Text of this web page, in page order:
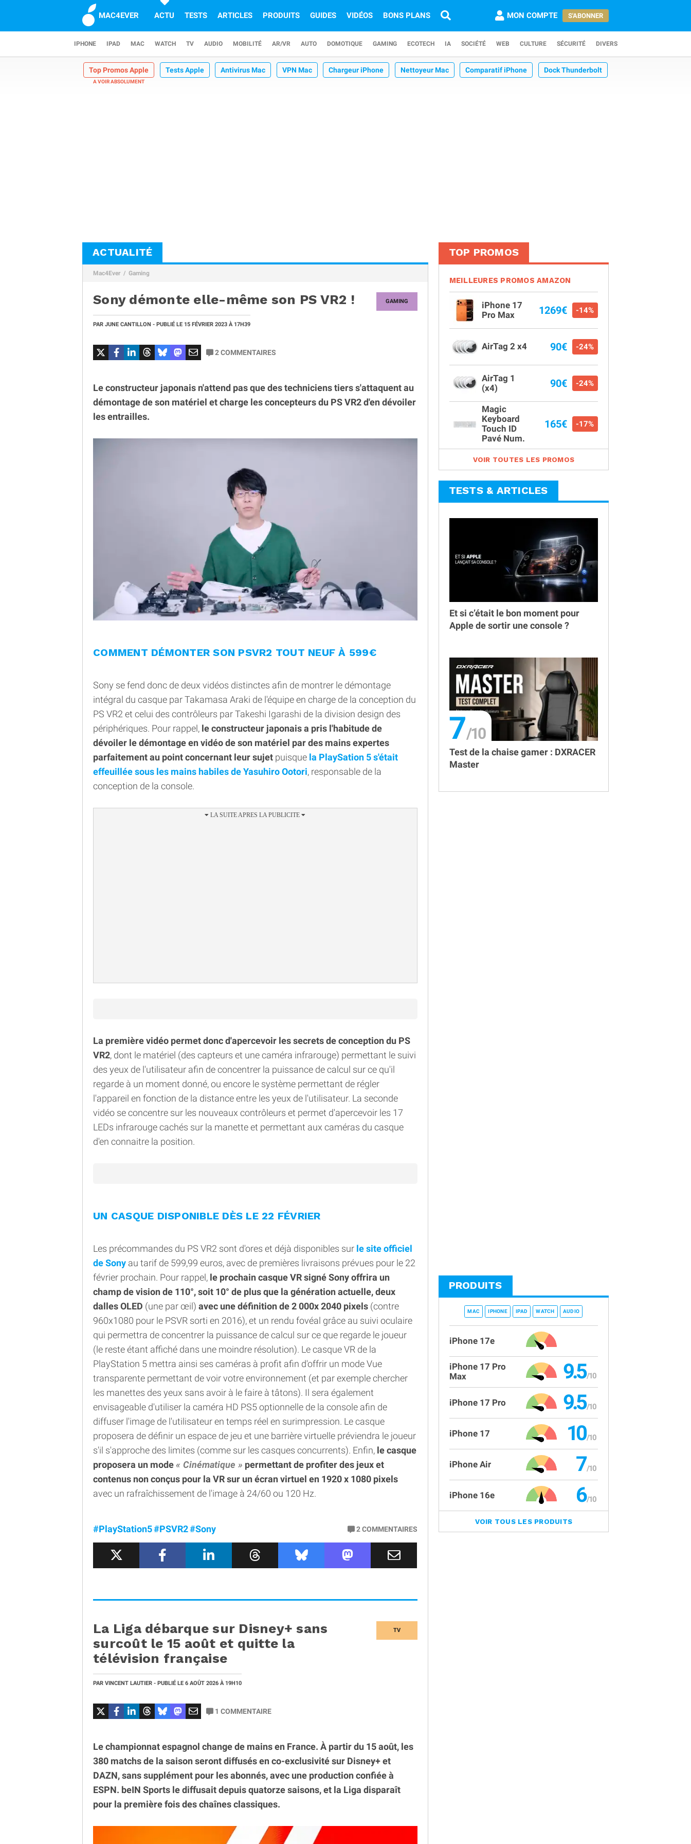
MAC4EVER ACTU TESTS ARTICLES PRODUITS GUIDES VIDÉOS BONS PLANS MON COMPTE S'ABONNER
IPHONE IPAD MAC WATCH TV AUDIO MOBILITÉ AR/VR AUTO DOMOTIQUE GAMING ECOTECH IA SOCIÉTÉ WEB CULTURE SÉCURITÉ DIVERS
Top Promos Apple Tests Apple Antivirus Mac VPN Mac Chargeur iPhone Nettoyeur Mac Comparatif iPhone Dock Thunderbolt
ACTUALITÉ
Mac4Ever Gaming
GAMING
Sony démonte elle-même son PS VR2 !
PAR JUNE CANTILLON - PUBLIÉ LE 15 FÉVRIER 2023 À 17H39
2COMMENTAIRES
Le constructeur japonais n'attend pas que des techniciens tiers s'attaquent au
démontage de son matériel et charge les concepteurs du PS VR2 d'en dévoiler
les entrailles.
COMMENT DÉMONTER SON PSVR2 TOUT NEUF À 599€
Sony se fend donc de deux vidéos distinctes afin de montrer le démontage
intégral du casque par Takamasa Araki de l'équipe en charge de la conception du
PS VR2 et celui des contrôleurs par Takeshi Igarashi de la division design des
périphériques. Pour rappel, le constructeur japonais a pris l'habitude de
dévoiler le démontage en vidéo de son matériel par des mains expertes
parfaitement au point concernant leur sujet puisque la PlaySation 5 s'était
effeuillée sous les mains habiles de Yasuhiro Ootori, responsable de la
conception de la console.
La première vidéo permet donc d'apercevoir les secrets de conception du PS
VR2, dont le matériel (des capteurs et une caméra infrarouge) permettant le suivi
des yeux de l'utilisateur afin de concentrer la puissance de calcul sur ce qu'il
regarde à un moment donné, ou encore le système permettant de régler
l'appareil en fonction de la distance entre les yeux de l'utilisateur. La seconde
vidéo se concentre sur les nouveaux contrôleurs et permet d'apercevoir les 17
LEDs infrarouge cachés sur la manette et permettant aux caméras du casque
d'en connaitre la position.
UN CASQUE DISPONIBLE DÈS LE 22 FÉVRIER
Les précommandes du PS VR2 sont d'ores et déjà disponibles sur le site officiel
de Sony au tarif de 599,99 euros, avec de premières livraisons prévues pour le 22
février prochain. Pour rappel, le prochain casque VR signé Sony offrira un
champ de vision de 110°, soit 10° de plus que la génération actuelle, deux
dalles OLED (une par œil) avec une définition de 2 000x 2040 pixels (contre
960x1080 pour le PSVR sorti en 2016), et un rendu fovéal grâce au suivi oculaire
qui permettra de concentrer la puissance de calcul sur ce que regarde le joueur
(le reste étant affiché dans une moindre résolution). Le casque VR de la
PlayStation 5 mettra ainsi ses caméras à profit afin d'offrir un mode Vue
transparente permettant de voir votre environnement (et par exemple chercher
les manettes des yeux sans avoir à le faire à tâtons). Il sera également
envisageable d'utiliser la caméra HD PS5 optionnelle de la console afin de
diffuser l'image de l'utilisateur en temps réel en surimpression. Le casque
proposera de définir un espace de jeu et une barrière virtuelle préviendra le joueur
s'il s'approche des limites (comme sur les casques concurrents). Enfin, le casque
proposera un mode
Cinématique
permettant de profiter des jeux et
contenus non conçus pour la VR sur un écran virtuel en 1920 x 1080 pixels
avec un rafraîchissement de l'image à 24/60 ou 120 Hz.
#PlayStation5#PSVR2#Sony 2COMMENTAIRES
TV
La Liga débarque sur Disney+ sans
surcoût le 15 août et quitte la
télévision française
PAR VINCENT LAUTIER - PUBLIÉ LE 6 AOÛT 2026 À 19H10
1 COMMENTAIRE
Le championnat espagnol change de mains en France. À partir du 15 août, les
380 matchs de la saison seront diffusés en co-exclusivité sur Disney+ et
DAZN, sans supplément pour les abonnés, avec une production confiée à
ESPN. beIN Sports le diffusait depuis quatorze saisons, et la Liga disparaît
pour la première fois des chaînes classiques.
TOP PROMOS
MEILLEURES PROMOS AMAZON
iPhone 17
Pro Max
1269€ -14%
AirTag 2 x4 90€ -24%
AirTag 1
(x4)
90€ -24%
Magic
Keyboard
Touch ID
Pavé Num.
165€ -17%
VOIR TOUTES LES PROMOS
TESTS & ARTICLES
Et si c’était le bon moment pour
Apple de sortir une console ?
7
Test de la chaise gamer : DXRACER
Master
PRODUITS
MAC IPHONE IPAD WATCH AUDIO
iPhone 17e
iPhone 17 Pro
Max
9.5
iPhone 17 Pro 9.5
iPhone 17 10
iPhone Air 7
iPhone 16e 6
VOIR TOUS LES PRODUITS